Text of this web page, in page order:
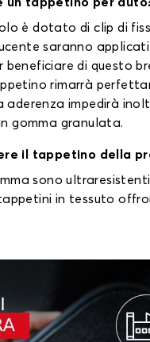
è dotato di clip di
saranno
beneficiare di questo
rimarrà
impedirà
gomma granulata.
il tappetino della
sono
in tessuto